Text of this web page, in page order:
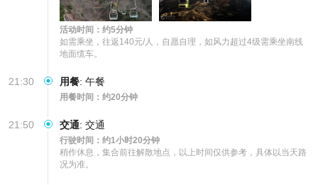
活动时间：约5分钟
如需乘坐，往返140元/人，自愿自理，如风力超过4级需乘坐南线
地面缆车。
21:30 用餐: 午餐
用餐时间：约20分钟
21:50 交通: 交通
行驶时间：约1小时20分钟
稍作休息，集合前往解散地点，以上时间仅供参考，具体以当天路
况为准。